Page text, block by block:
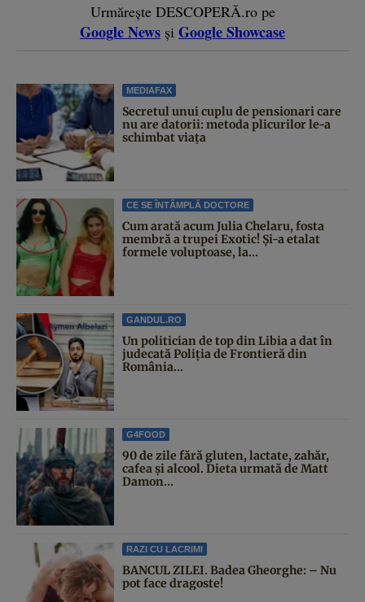
Urmărește DESCOPERĂ.ro pe
Google News și Google Showcase
MEDIAFAX
Secretul unui cuplu de pensionari care
nu are datorii: metoda plicurilor le-a
schimbat viața
CE SE ÎNTÂMPLĂ DOCTORE
Cum arată acum Julia Chelaru, fosta
membră a trupei Exotic! Și-a etalat
formele voluptoase, la...
GANDUL.RO
Un politician de top din Libia a dat în
judecată Poliția de Frontieră din
România...
G4FOOD
90 de zile fără gluten, lactate, zahăr,
cafea și alcool. Dieta urmată de Matt
Damon...
RAZI CU LACRIMI
BANCUL ZILEI. Badea Gheorghe: – Nu
pot face dragoste!